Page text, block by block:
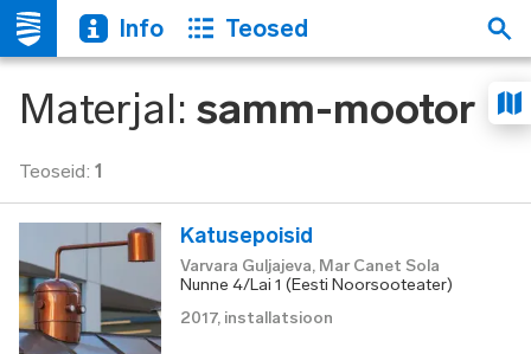
Info Teosed
Materjal: samm-mootor
Teoseid: 1
Katusepoisid
Varvara Guljajeva, Mar Canet Sola
Nunne 4/Lai 1 (Eesti Noorsooteater)
2017, installatsioon